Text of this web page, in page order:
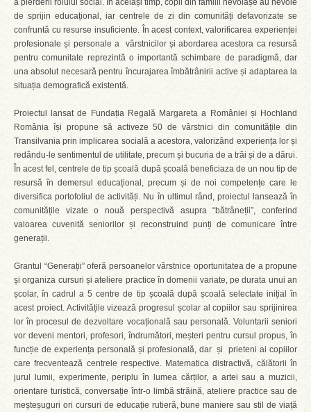
a pierderii rolului social. În același timp, copii din familii nevoiașe au nevoie
de sprijin educațional, iar centrele de zi din comunități defavorizate se
confruntă cu resurse insuficiente. În acest context, valorificarea experienței
profesionale și personale a vârstnicilor și abordarea acestora ca resursă
pentru comunitate reprezintă o importantă schimbare de paradigmă, dar
una absolut necesară pentru încurajarea îmbătrânirii active și adaptarea la
situația demografică existentă.
Proiectul lansat de Fundația Regală Margareta a României și Hochland
România își propune să activeze 50 de vârstnici din comunitățile din
Transilvania prin implicarea socială a acestora, valorizând experiența lor și
redându-le sentimentul de utilitate, precum și bucuria de a trăi și de a dărui.
În acest fel, centrele de tip școală după școală beneficiaza de un nou tip de
resursă în demersul educațional, precum și de noi competențe care le
diversifica portofoliul de activități. Nu în ultimul rând, proiectul lansează în
comunitățile vizate o nouă perspectivă asupra “bătrâneții”, conferind
valoarea cuvenită seniorilor și reconstruind punți de comunicare între
generații.
Grantul “Generații” oferă persoanelor vârstnice oportunitatea de a propune
și organiza cursuri și ateliere practice în domenii variate, pe durata unui an
școlar, în cadrul a 5 centre de tip școală după școală selectate inițial în
acest proiect. Activitățile vizează progresul școlar al copiilor sau sprijinirea
lor în procesul de dezvoltare vocațională sau personală. Voluntarii seniori
vor deveni mentori, profesori, îndrumători, meșteri pentru cursul propus, în
funcție de experiența personală și profesională, dar și prieteni ai copiilor
care frecventează centrele respective. Matematica distractivă, călătorii în
jurul lumii, experimente, periplu în lumea cărților, a artei sau a muzicii,
orientare turistică, conversație într-o limbă străină, ateliere practice sau de
meșteșuguri ori cursuri de educație rutieră, bune maniere sau stil de viață